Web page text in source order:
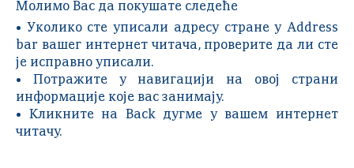
Молимо Вас да покушате следеће
• Уколико сте уписали адресу стране у Address
bar вашег интернет читача, проверите да ли сте
је исправно уписали.
• Потражите у навигацији на овој страни
информације које вас занимају.
• Кликните на Back дугме у вашем интернет
читачу.